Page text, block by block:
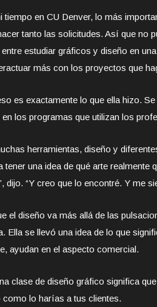
tiempo en CU Denver, lo más
tanto las solicitudes. Así que no
estudiar gráficos y diseño en
más con los proyectos que
es exactamente lo que ella hizo.
en los programas que utilizan los
herramientas, diseño y
tener una idea de qué arte realmente
dijo. “Y creo que lo encontré. Y me
el diseño va más allá de las
Ella se llevó una idea de lo que
ayudan en el aspecto comercial.
clase de diseño gráfico significa
como lo harías a tus clientes.